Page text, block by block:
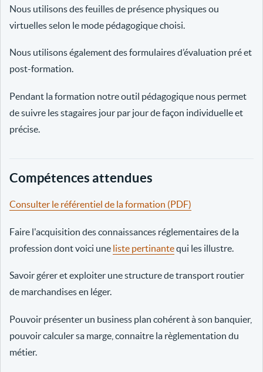
Nous utilisons des feuilles de présence physiques ou
virtuelles selon le mode pédagogique choisi.
Nous utilisons également des formulaires d’évaluation pré et
post-formation.
Pendant la formation notre outil pédagogique nous permet
de suivre les stagaires jour par jour de façon individuelle et
précise.
Compétences attendues
Consulter le référentiel de la formation (PDF)
Faire l'acquisition des connaissances réglementaires de la
profession dont voici une liste pertinantequi les illustre.
Savoir gérer et exploiter une structure de transport routier
de marchandises en léger.
Pouvoir présenter un business plan cohérent à son banquier,
pouvoir calculer sa marge, connaitre la règlementation du
métier.